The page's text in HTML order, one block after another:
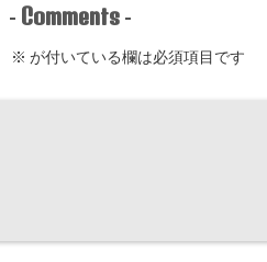
- Comments -
※ が付いている欄は必須項目です